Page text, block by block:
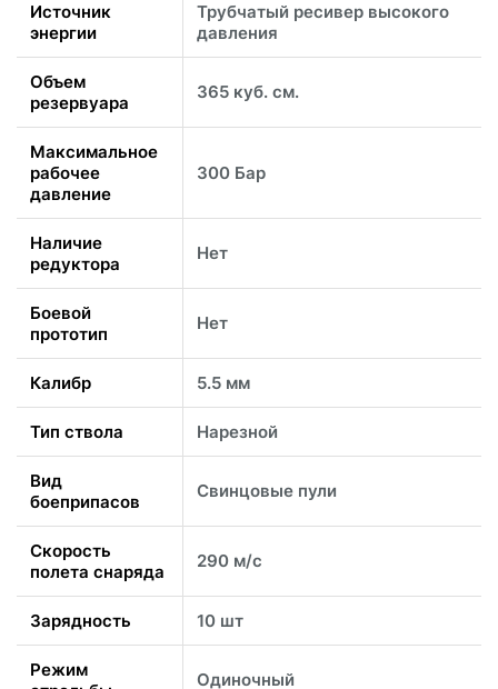
Источник
энергии
Трубчатый ресивер высокого
давления
Объем
резервуара
365 куб. см.
Максимальное
рабочее
давление
300 Бар
Наличие
редуктора
Нет
Боевой
прототип
Нет
Калибр 5.5 мм
Тип ствола Нарезной
Вид
боеприпасов
Свинцовые пули
Скорость
полета снаряда
290 м/с
Зарядность 10 шт
Режим
Одиночный